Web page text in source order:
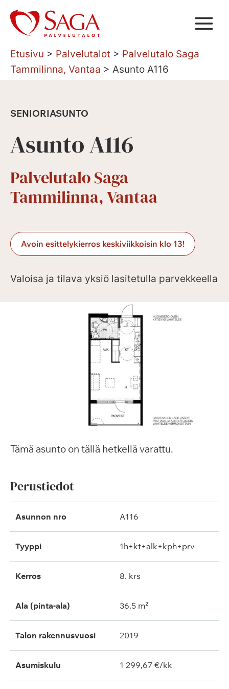
Siirry
sisältöön
Etusivu > Palvelutalot > Palvelutalo Saga
Tammilinna, Vantaa > Asunto A116
SENIORIASUNTO
Asunto A116
Palvelutalo Saga
Tammilinna, Vantaa
Avoin esittelykierros keskiviikkoisin klo 13!
Valoisa ja tilava yksiö lasitetulla parvekkeella
Tämä asunto on tällä hetkellä varattu.
Perustiedot
Asunnon nro A116
Tyyppi 1h+kt+alk+kph+prv
Kerros 8. krs
Ala (pinta-ala) 36.5 m²
Talon rakennusvuosi 2019
Asumiskulu 1 299,67 €/kk